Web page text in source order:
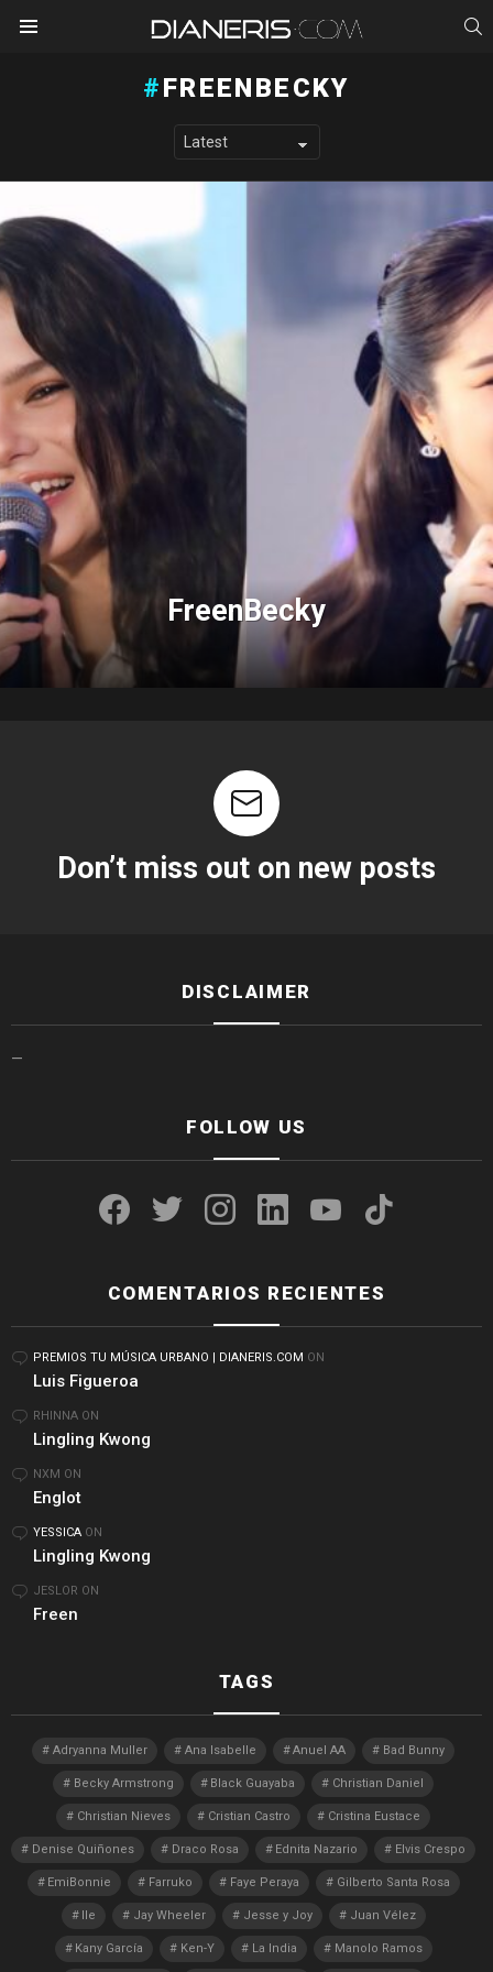
FREENBECKY
FreenBecky
Don’t miss out on new posts
DISCLAIMER
—
FOLLOW US
COMENTARIOS RECIENTES
PREMIOS TU MÚSICA URBANO | DIANERIS.COM ON
Luis Figueroa
RHINNA ON
Lingling Kwong
NXM ON
Englot
YESSICA ON
Lingling Kwong
JESLOR ON
Freen
TAGS
Adryanna Muller Ana Isabelle Anuel AA Bad Bunny
Becky Armstrong Black Guayaba Christian Daniel
Christian Nieves Cristian Castro Cristina Eustace
Denise Quiñones Draco Rosa Ednita Nazario Elvis Crespo
EmiBonnie Farruko Faye Peraya Gilberto Santa Rosa
Ile Jay Wheeler Jesse y Joy Juan Vélez
Kany García Ken-Y La India Manolo Ramos